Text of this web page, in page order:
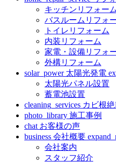
キッチンリフォーム
バスルームリフォ
トイレリフォーム
内装リフォーム
家電・設備リフォ
外構リフォーム
solar_power 太陽光発電
太陽光パネル設置
蓄電池設置
cleaning_services カビ根
photo_library 施工事例
chat お客様の声
business 会社概要
会社案内
スタッフ紹介